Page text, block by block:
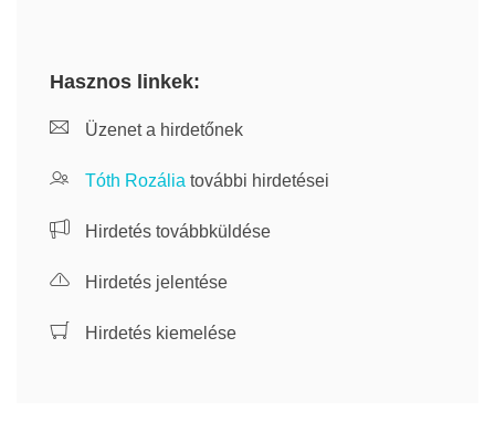
Hasznos linkek:
Üzenet a hirdetőnek
Tóth Rozália további hirdetései
Hirdetés továbbküldése
Hirdetés jelentése
Hirdetés kiemelése